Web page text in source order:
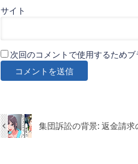
サイト
次回のコメントで使用するため
集団訴訟の背景: 返金請求